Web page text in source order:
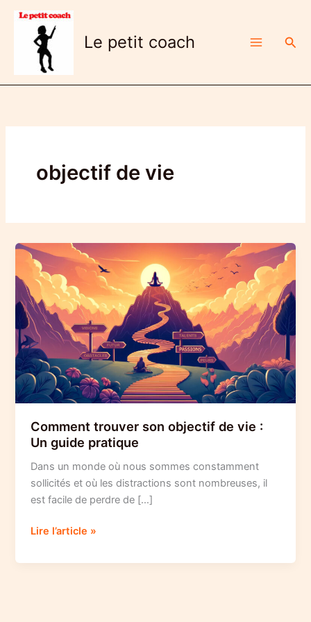
Aller
contenu
Le petit coach
objectif de vie
Comment trouver son objectif de vie :
Un guide pratique
Dans un monde où nous sommes constamment
sollicités et où les distractions sont nombreuses, il
est facile de perdre de […]
Comment
son
Lire l’article »